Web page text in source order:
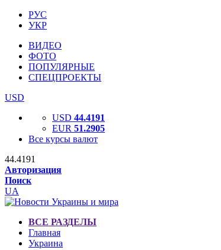
РУС
УКР
ВИДЕО
ФОТО
ПОПУЛЯРНЫЕ
СПЕЦПРОЕКТЫ
USD
USD 44.4191
EUR 51.2905
Все курсы валют
44.4191
Авторизация
Поиск
UA
ВСЕ РАЗДЕЛЫ
Главная
Украина